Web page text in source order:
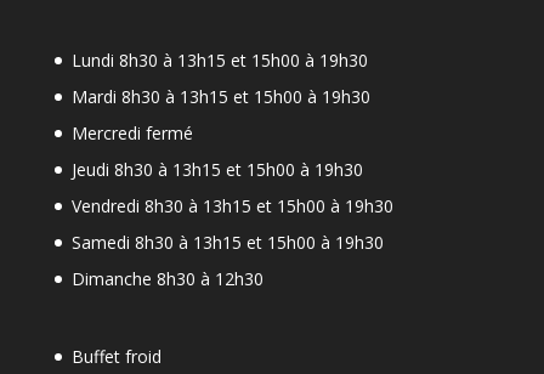
Lundi 8h30 à 13h15 et 15h00 à 19h30
Mardi 8h30 à 13h15 et 15h00 à 19h30
Mercredi fermé
Jeudi 8h30 à 13h15 et 15h00 à 19h30
Vendredi 8h30 à 13h15 et 15h00 à 19h30
Samedi 8h30 à 13h15 et 15h00 à 19h30
Dimanche 8h30 à 12h30
Buffet froid